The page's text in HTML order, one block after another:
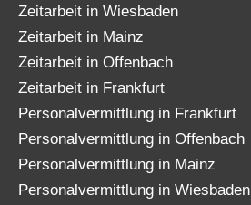
Zeitarbeit in Wiesbaden
Zeitarbeit in Mainz
Zeitarbeit in Offenbach
Zeitarbeit in Frankfurt
Personalvermittlung in Frankfurt
Personalvermittlung in Offenbach
Personalvermittlung in Mainz
Personalvermittlung in Wiesbaden